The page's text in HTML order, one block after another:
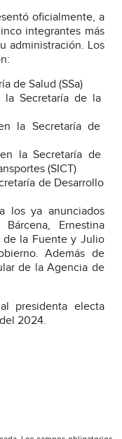
oficialmente, a
integrantes más
administración. Los
de Salud (SSa)
la Secretaría de la
la Secretaría de
la Secretaría de
(SICT)
de Desarrollo
los ya anunciados
Ernestina
de la Fuente y Julio
Además de
de la Agencia de
presidenta electa
2024.